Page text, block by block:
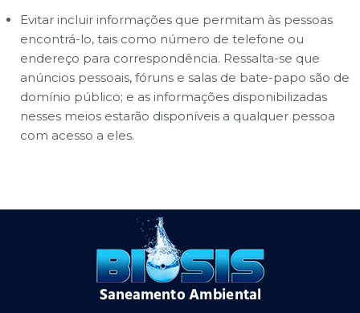
Evitar incluir informações que permitam às pessoas
encontrá-lo, tais como número de telefone ou
endereço para correspondência. Ressalta-se que
anúncios pessoais, fóruns e salas de bate-papo são de
domínio público; e as informações disponibilizadas
nesses meios estarão disponíveis a qualquer pessoa
com acesso a eles.